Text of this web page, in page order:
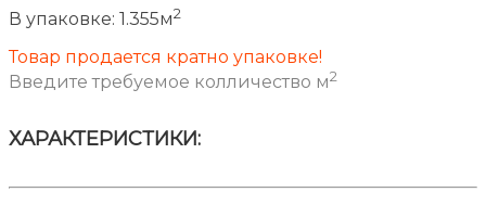
В упаковке: 1.355м2
Товар продается кратно упаковке!
Введите требуемое колличество м2
ХАРАКТЕРИСТИКИ: